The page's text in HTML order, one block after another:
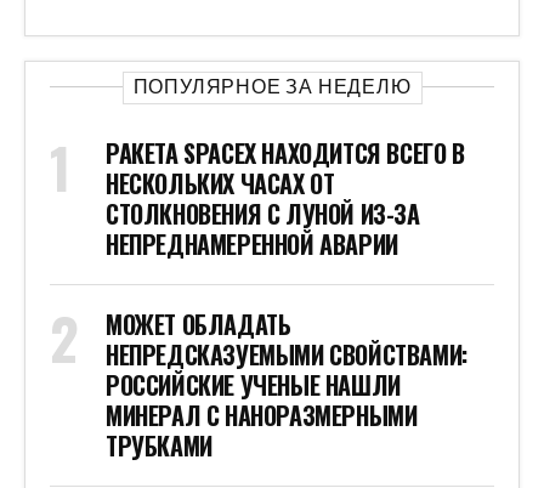
ПОПУЛЯРНОЕ ЗА НЕДЕЛЮ
РАКЕТА SPACEX НАХОДИТСЯ ВСЕГО В
НЕСКОЛЬКИХ ЧАСАХ ОТ
СТОЛКНОВЕНИЯ С ЛУНОЙ ИЗ-ЗА
НЕПРЕДНАМЕРЕННОЙ АВАРИИ
МОЖЕТ ОБЛАДАТЬ
НЕПРЕДСКАЗУЕМЫМИ СВОЙСТВАМИ:
РОССИЙСКИЕ УЧЕНЫЕ НАШЛИ
МИНЕРАЛ С НАНОРАЗМЕРНЫМИ
ТРУБКАМИ